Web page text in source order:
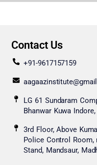
Contact Us
+91-9617157159
LG 61 Sundaram
Bhanwar Kuwa
3rd Floor, Above
Police Control Room,
Stand, Mandsaur,